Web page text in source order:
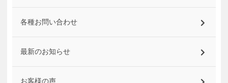
各種お問い合わせ
最新のお知らせ
お客様の声